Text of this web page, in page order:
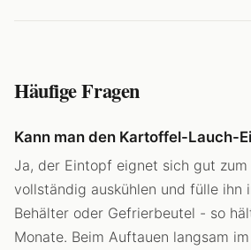
Häufige Fragen
Kann man den Kartoffel-Lauch-
Ja, der Eintopf eignet sich gut zum
vollständig auskühlen und fülle ihn
Behälter oder Gefrierbeutel - so
Monate. Beim Auftauen langsam